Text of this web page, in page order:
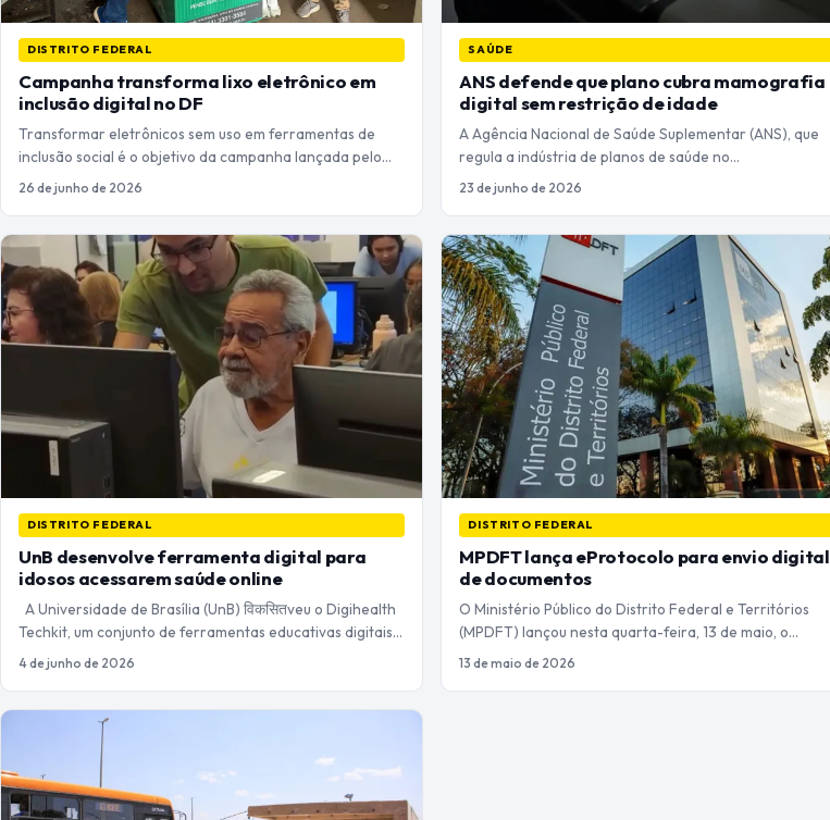
DISTRITO FEDERAL
Campanha transforma lixo eletrônico em
inclusão digital no DF
Transformar eletrônicos sem uso em ferramentas de
inclusão social é o objetivo da campanha lançada pelo…
26 de junho de 2026
SAÚDE
ANS defende que plano cubra mamografia
digital sem restrição de idade
A Agência Nacional de Saúde Suplementar (ANS), que
regula a indústria de planos de saúde no…
23 de junho de 2026
DISTRITO FEDERAL
UnB desenvolve ferramenta digital para
idosos acessarem saúde online
A Universidade de Brasília (UnB) विकसितveu o Digihealth
Techkit, um conjunto de ferramentas educativas digitais…
4 de junho de 2026
DISTRITO FEDERAL
MPDFT lança eProtocolo para envio digital
de documentos
O Ministério Público do Distrito Federal e Territórios
(MPDFT) lançou nesta quarta-feira, 13 de maio, o…
13 de maio de 2026